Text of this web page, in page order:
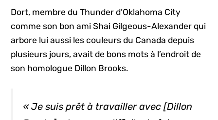
Dort, membre du Thunder d’Oklahoma City
comme son bon ami Shai Gilgeous-Alexander qui
arbore lui aussi les couleurs du Canada depuis
plusieurs jours, avait de bons mots à l’endroit de
son homologue Dillon Brooks.
« Je suis prêt à travailler avec [Dillon